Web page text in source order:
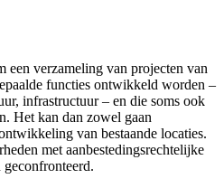
een verzameling van projecten van
functies ontwikkeld worden –
infrastructuur – en die soms ook
Het kan dan zowel gaan
van bestaande locaties.
met aanbestedingsrechtelijke
geconfronteerd.